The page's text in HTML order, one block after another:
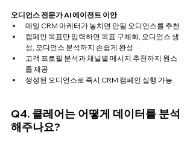
오디언스 전문가 AI 에이전트 이안
매일 CRM 마케터가 놓치면 안될 오디언스를 추천
캠페인 목표만 입력하면 목표 구체화, 오디언스 생
성, 오디언스 분석까지 손쉽게 완성
고객 프로필 분석과 채널별 메시지 추천까지 원스
톱 제공
생성된 오디언스로 즉시 CRM 캠페인 실행 가능
Q4. 클레어는 어떻게 데이터를 분석
해주나요?